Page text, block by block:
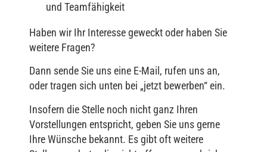
und Teamfähigkeit
Haben wir Ihr Interesse geweckt oder haben Sie
weitere Fragen?
Dann sende Sie uns eine E-Mail, rufen uns an,
oder tragen sich unten bei „jetzt bewerben“ ein.
Insofern die Stelle noch nicht ganz Ihren
Vorstellungen entspricht, geben Sie uns gerne
Ihre Wünsche bekannt. Es gibt oft weitere